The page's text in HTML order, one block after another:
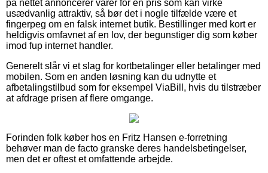
på nettet annoncerer varer for en pris som kan virke
usædvanlig attraktiv, så bør det i nogle tilfælde være et
fingerpeg om en falsk internet butik. Bestillinger med kort er
heldigvis omfavnet af en lov, der begunstiger dig som køber
imod fup internet handler.
Generelt slår vi et slag for kortbetalinger eller betalinger med
mobilen. Som en anden løsning kan du udnytte et
afbetalingstilbud som for eksempel ViaBill, hvis du tilstræber
at afdrage prisen af flere omgange.
Forinden folk køber hos en Fritz Hansen e-forretning
behøver man de facto granske deres handelsbetingelser,
men det er oftest et omfattende arbejde.